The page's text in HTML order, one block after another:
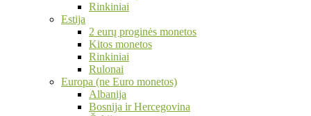
Rinkiniai
Estija
2 eurų proginės monetos
Kitos monetos
Rinkiniai
Rulonai
Europa (ne Euro monetos)
Albanija
Bosnija ir Hercegovina